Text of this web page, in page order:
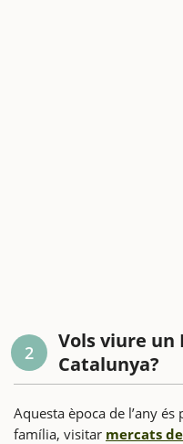
2
Vols viure un
Catalunya?
Aquesta època de l’any
família, visitar mercats